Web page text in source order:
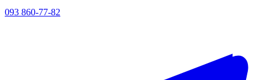
093 860-77-82